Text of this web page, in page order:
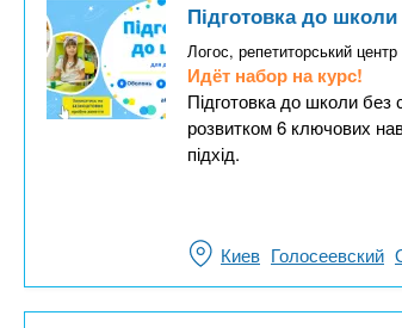
Підготовка до школи
Логос, репетиторський центр
Идёт набор на курс!
Підготовка до школи без
розвитком 6 ключових
підхід.
Киев Голосеевский